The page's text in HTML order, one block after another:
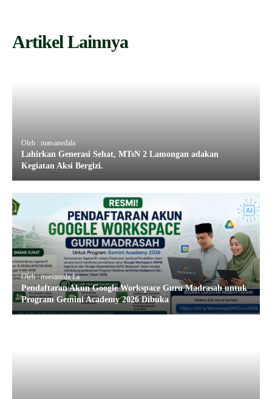
Artikel Lainnya
Oleh : matsanedala
Lahirkan Generasi Sehat, MTsN 2 Lamongan adakan
Kegiatan Aksi Bergizi.
Oleh : matsaneda La
Pendaftaran Akun Google Workspace Guru Madrasah untuk
Program Gemini Academy 2026 Dibuka